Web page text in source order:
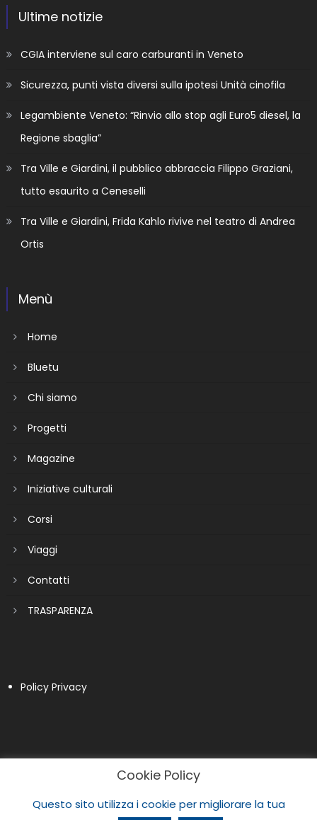
Ultime notizie
CGIA interviene sul caro carburanti in Veneto
Sicurezza, punti vista diversi sulla ipotesi Unità cinofila
Legambiente Veneto: “Rinvio allo stop agli Euro5 diesel, la
Regione sbaglia”
Tra Ville e Giardini, il pubblico abbraccia Filippo Graziani,
tutto esaurito a Ceneselli
Tra Ville e Giardini, Frida Kahlo rivive nel teatro di Andrea
Ortis
Menù
Home
Bluetu
Chi siamo
Progetti
Magazine
Iniziative culturali
Corsi
Viaggi
Contatti
TRASPARENZA
Policy Privacy
Cookie Policy
Questo sito utilizza i cookie per migliorare la tua